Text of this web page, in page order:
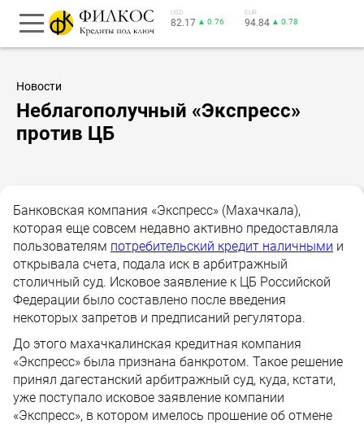
USD
82.17 ▲ 0.76
EUR
94.84 ▲ 0.78
Новости
Неблагополучный «Экспресс»
против ЦБ
Банковская компания «Экспресс» (Махачкала),
которая еще совсем недавно активно предоставляла
пользователям потребительский кредит наличными и
открывала счета, подала иск в арбитражный
столичный суд. Исковое заявление к ЦБ Российской
Федерации было составлено после введения
некоторых запретов и предписаний регулятора.
До этого махачкалинская кредитная компания
«Экспресс» была признана банкротом. Такое решение
принял дагестанский арбитражный суд, куда, кстати,
уже поступало исковое заявление компании
«Экспресс», в котором имелось прошение об отмене